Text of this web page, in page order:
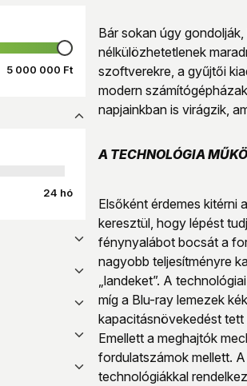
Bár sokan úgy
nélkülözhetetlenek
szoftverekre, a gyűjtői
modern
napjainkban is virágzik,
A TECHNOLÓGIA
Elsőként érdemes kitérni
keresztül, hogy lépést
fénynyalábot bocsát a
nagyobb teljesítményre
„landeket”. A
míg a Blu-ray lemezek
kapacitásnövekedést
Emellett a meghajtók
fordulatszámok mellett.
technológiákkal
5 000 000 Ft
dropup_16
24 hó
dropdown_16
dropdown_16
dropdown_16
dropdown_16
dropdown_16